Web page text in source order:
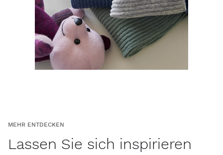
MEHR ENTDECKEN
Lassen Sie sich inspirieren